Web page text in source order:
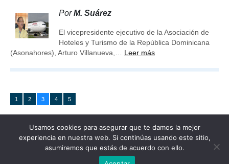
PorM. Suárez
El vicepresidente ejecutivo de la Asociación de
Hoteles y Turismo de la República Dominicana
(Asonahores), Arturo Villanueva,… Leer más
1 2 3 4 5
Usamos cookies para asegurar que te damos la mejor
experiencia en nuestra web. Si continúas usando este sitio,
asumiremos que estás de acuerdo con ello.
Publicidad Redacción Contacto